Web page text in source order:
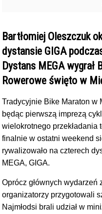
Bartłomiej Oleszczuk
dystansie GIGA
Dystans MEGA
Rowerowe święto w
Tradycyjnie Bike Maraton w
będąc pierwszą imprezą
wielokrotnego przekładania
finalnie w ostatni weekend
rywalizowało na czterech
MEGA, GIGA.
Oprócz głównych
organizatorzy przygotowali
Najmłodsi brali udział w